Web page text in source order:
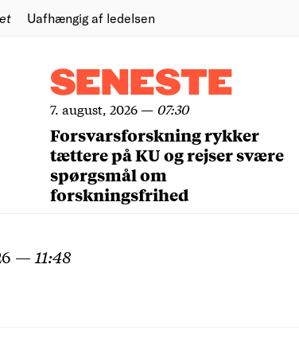
Uafhængig af ledelsen
SENESTE
7. august, 2026— 07:30
Forsvarsforskning rykker
tættere på KU og rejser svære
spørgsmål om
forskningsfrihed
— 11:48